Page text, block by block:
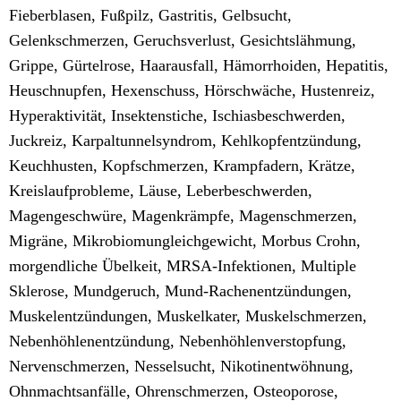
Fieberblasen, Fußpilz, Gastritis, Gelbsucht,
Gelenkschmerzen, Geruchsverlust, Gesichtslähmung,
Grippe, Gürtelrose, Haarausfall, Hämorrhoiden, Hepatitis,
Heuschnupfen, Hexenschuss, Hörschwäche, Hustenreiz,
Hyperaktivität, Insektenstiche, Ischiasbeschwerden,
Juckreiz, Karpaltunnelsyndrom, Kehlkopfentzündung,
Keuchhusten, Kopfschmerzen, Krampfadern, Krätze,
Kreislaufprobleme, Läuse, Leberbeschwerden,
Magengeschwüre, Magenkrämpfe, Magenschmerzen,
Migräne, Mikrobiomungleichgewicht, Morbus Crohn,
morgendliche Übelkeit, MRSA-Infektionen, Multiple
Sklerose, Mundgeruch, Mund-Rachenentzündungen,
Muskelentzündungen, Muskelkater, Muskelschmerzen,
Nebenhöhlenentzündung, Nebenhöhlenverstopfung,
Nervenschmerzen, Nesselsucht, Nikotinentwöhnung,
Ohnmachtsanfälle, Ohrenschmerzen, Osteoporose,